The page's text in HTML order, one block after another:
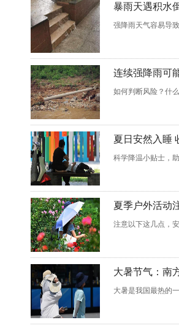
暴雨天遇积水
强降雨天气容易导
连续强降雨可
如何判断风险？什
夏日安然入睡
科学降温小贴士，
夏季户外活动
注意以下这几点，
大暑节气：南
大暑是我国最热的